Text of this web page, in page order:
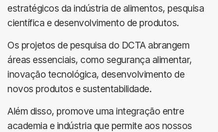
estratégicos da indústria de alimentos, pesquisa
científica e desenvolvimento de produtos.
Os projetos de pesquisa do DCTA abrangem
áreas essenciais, como segurança alimentar,
inovação tecnológica, desenvolvimento de
novos produtos e sustentabilidade.
Além disso, promove uma integração entre
academia e indústria que permite aos nossos